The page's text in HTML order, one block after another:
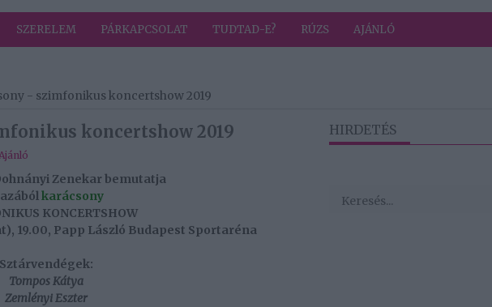
SZERELEM PÁRKAPCSOLAT TUDTAD-E? RÚZS AJÁNLÓ
- szimfonikus koncertshow 2019
koncertshow 2019
Zenekar bemutatja
karácsony
KONCERTSHOW
19.00, Papp László Budapest Sportaréna
Sztárvendégek:
Tompos Kátya
Zemlényi Eszter
HIRDETÉS